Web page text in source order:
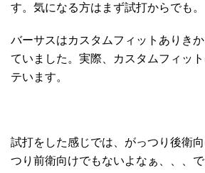
す。気になる方はまず試打からでも。
バーサスはカスタムフィットありき
ていました。実際、カスタムフィッ
テいます。
試打をした感じでは、がっつり後衛
つり前衛向けでもないよなぁ、、、で